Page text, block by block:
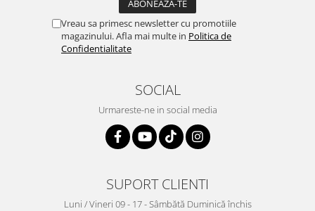
Vreau sa primesc newsletter cu promotiile
magazinului. Afla mai multe in Politica de
Confidentialitate
SOCIAL
Urmareste-ne in social media
SUPORT CLIENTI
Luni / Vineri 09 - 17 - Sâmbătă Duminică închis